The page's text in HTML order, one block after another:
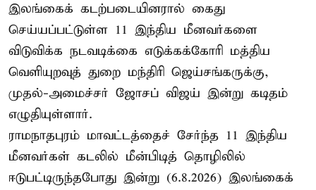
இலங்கைக் கடற்படையினரால் கைது
செய்யப்பட்டுள்ள 11 இந்திய மீனவர்களை
விடுவிக்க நடவடிக்கை எடுக்கக்கோரி மத்திய
வெளியுறவுத் துறை மந்திரி ஜெய்சங்கருக்கு,
முதல்-அமைச்சர் ஜோசப் விஜய் இன்று கடிதம்
எழுதியுள்ளார்.
ராமநாதபுரம் மாவட்டத்தைச் சேர்ந்த 11 இந்திய
மீனவர்கள் கடலில் மீன்பிடித் தொழிலில்
ஈடுபட்டிருந்தபோது இன்று (6.8.2026) இலங்கைக்